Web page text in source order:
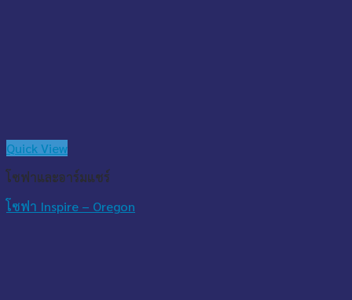
Quick View
โซฟาและอาร์มแชร์
โซฟา Inspire – Oregon